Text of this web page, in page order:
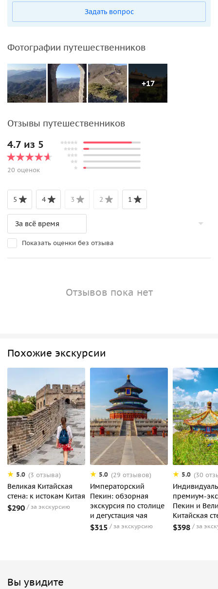
Задать вопрос
Фотографии путешественников
+17
Отзывы путешественников
4.7 из 5
20 оценок
5 4 3 2 1
Показать оценки без отзыва
Отзывов пока нет
Похожие экскурсии
5.0 (3 отзыва)
Великая Китайская
стена: к истокам Китая
$290 за экскурсию
5.0 (29 отзывов)
Императорский
Пекин: обзорная
экскурсия по столице
и дегустация чая
$315 за экскурсию
5.0 (30
премиум-
Пекин и
Китайская
$398 за
Вы увидите